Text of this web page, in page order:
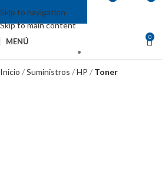
Skip to navigation
Skip to main content
MENÚ 0
Inicio Suministros HP Toner